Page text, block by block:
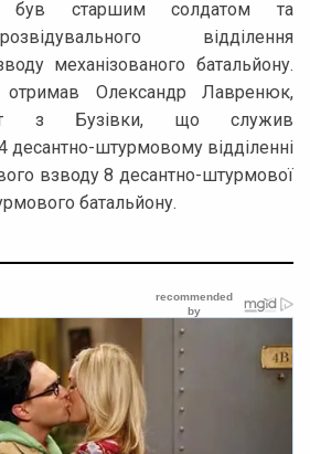
був старшим солдатом та
відділення
механізованого батальйону.
Олександр Лавренюк,
з Бузівки, що служив
десантно-штурмовому відділенні
взводу 8 десантно-штурмової
батальйону.